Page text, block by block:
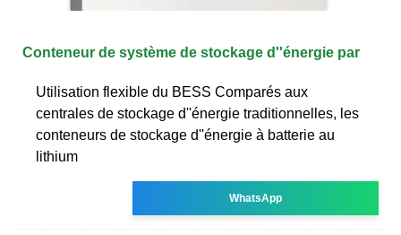
Conteneur de système de stockage d''énergie par
Utilisation flexible du BESS Comparés aux
centrales de stockage d''énergie traditionnelles, les
conteneurs de stockage d''énergie à batterie au
lithium
WhatsApp